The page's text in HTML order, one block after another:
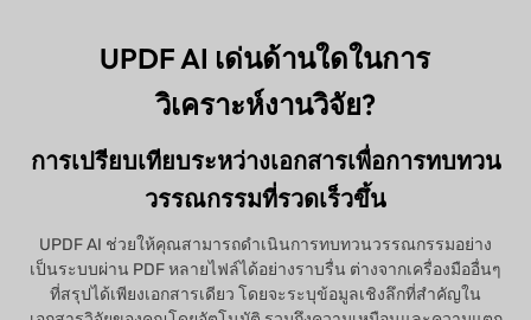
UPDF AI เด่นด้านใดในการ
วิเคราะห์งานวิจัย?
การเปรียบเทียบระหว่างเอกสารเพื่อการทบทวน
วรรณกรรมที่รวดเร็วขึ้น
UPDF AI ช่วยให้คุณสามารถดำเนินการทบทวนวรรณกรรมอย่าง
เป็นระบบผ่าน PDF หลายไฟล์ได้อย่างราบรื่น ต่างจากเครื่องมืออื่นๆ
ที่สรุปได้เพียงเอกสารเดียว โดยจะระบุข้อมูลเชิงลึกที่สำคัญใน